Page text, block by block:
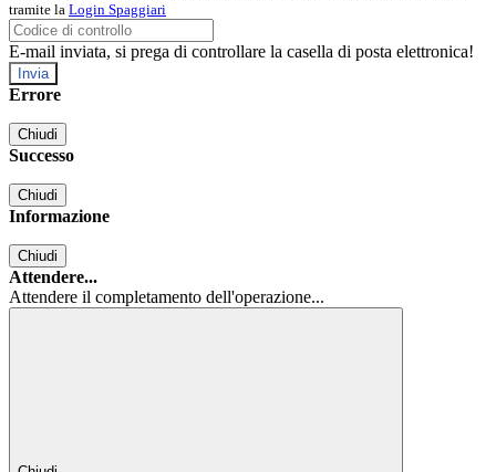
tramite la Login Spaggiari
E-mail inviata, si prega di controllare la casella di posta elettronica!
Errore
Chiudi
Successo
Chiudi
Informazione
Chiudi
Attendere...
Attendere il completamento dell'operazione...